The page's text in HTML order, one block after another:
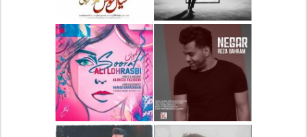
دانلود آلبوم جدید سیروان
خسروی بنام مونولوگ
دانلود آهنگ جدید علیرضا
قربانی بنام خیال خوش